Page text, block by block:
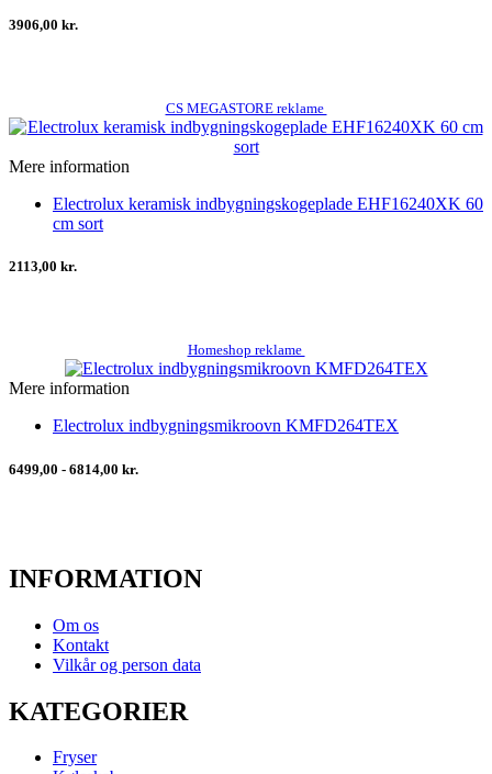
3906,00 kr.
CS MEGASTORE reklame
Mere information
Electrolux keramisk indbygningskogeplade EHF16240XK 60
cm sort
2113,00 kr.
Homeshop reklame
Mere information
Electrolux indbygningsmikroovn KMFD264TEX
6499,00 - 6814,00 kr.
INFORMATION
Om os
Kontakt
Vilkår og person data
KATEGORIER
Fryser